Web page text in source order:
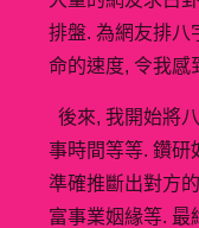
排盤. 為網友排八
命的速度, 令我感
後來, 我開始將
事時間等等. 鑽研
準確推斷出對方
富事業姻緣等. 最